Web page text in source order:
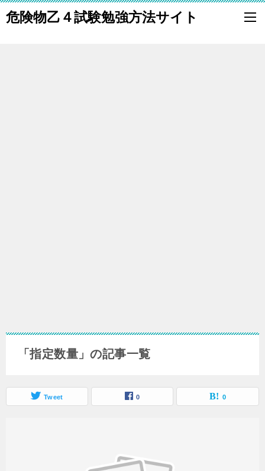
危険物乙４試験勉強方法サイト
「指定数量」の記事一覧
Tweet 0 0